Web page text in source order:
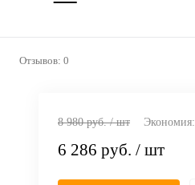
Отзывов: 0
8 980 руб./ шт Экономия:
6 286 руб. / шт